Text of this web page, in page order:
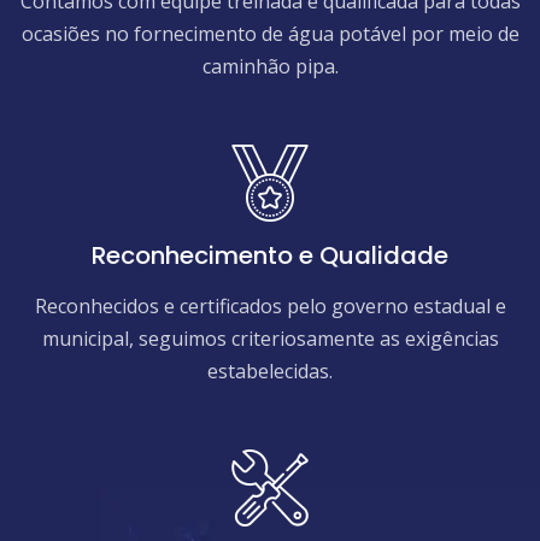
ocasiões no fornecimento de água potável por meio de
caminhão pipa.
Reconhecimento e Qualidade
Reconhecidos e certificados pelo governo estadual e
municipal, seguimos criteriosamente as exigências
estabelecidas.